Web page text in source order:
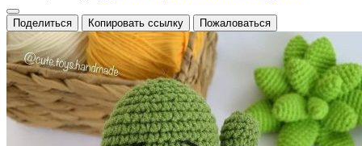
Поделиться Копировать ссылку Пожаловаться